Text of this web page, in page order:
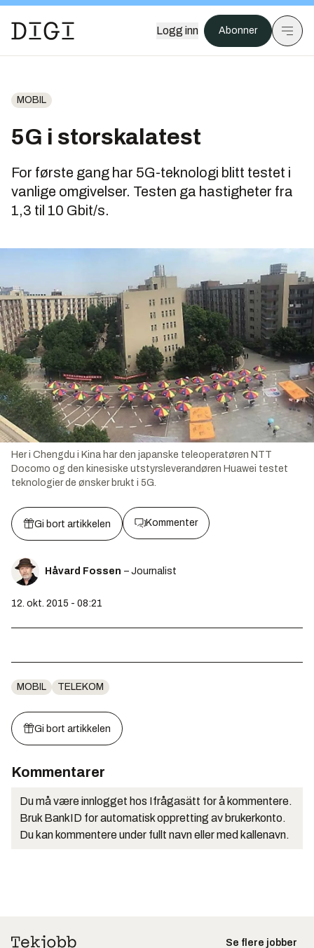
Logg inn Abonner
MOBIL
5G i storskalatest
For første gang har 5G-teknologi blitt testet i
vanlige omgivelser. Testen ga hastigheter fra
1,3 til 10 Gbit/s.
Her i Chengdu i Kina har den japanske teleoperatøren NTT
Docomo og den kinesiske utstyrsleverandøren Huawei testet
teknologier de ønsker brukt i 5G.
Gi bort artikkelen Kommenter
Håvard Fossen – Journalist
12. okt. 2015 - 08:21
MOBIL TELEKOM
Gi bort artikkelen
Kommentarer
Du må være innlogget hos Ifrågasätt for å kommentere.
Bruk BankID for automatisk oppretting av brukerkonto.
Du kan kommentere under fullt navn eller med kallenavn.
Se flere jobber